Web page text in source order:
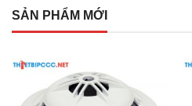
SẢN PHẨM MỚI